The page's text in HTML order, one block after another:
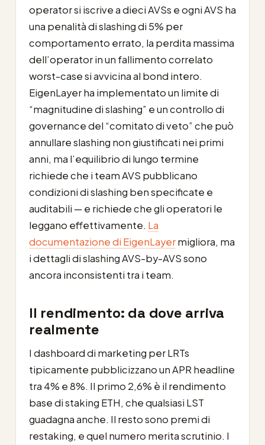
operator si iscrive a dieci AVSs e ogni AVS ha
una penalità di slashing di 5% per
comportamento errato, la perdita massima
dell’operator in un fallimento correlato
worst-case si avvicina al bond intero.
EigenLayer ha implementato un limite di
“magnitudine di slashing” e un controllo di
governance del “comitato di veto” che può
annullare slashing non giustificati nei primi
anni, ma l’equilibrio di lungo termine
richiede che i team AVS pubblicano
condizioni di slashing ben specificate e
auditabili — e richiede che gli operatori le
leggano effettivamente. La
documentazione di EigenLayermigliora, ma
i dettagli di slashing AVS-by-AVS sono
ancora inconsistenti tra i team.
Il rendimento: da dove arriva
realmente
I dashboard di marketing per LRTs
tipicamente pubblicizzano un APR headline
tra 4% e 8%. Il primo 2,6% è il rendimento
base di staking ETH, che qualsiasi LST
guadagna anche. Il resto sono premi di
restaking, e quel numero merita scrutinio. I